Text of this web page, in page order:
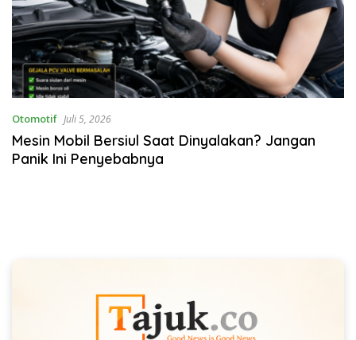
Otomotif Juli 5, 2026
Mesin Mobil Bersiul Saat Dinyalakan? Jangan
Panik Ini Penyebabnya